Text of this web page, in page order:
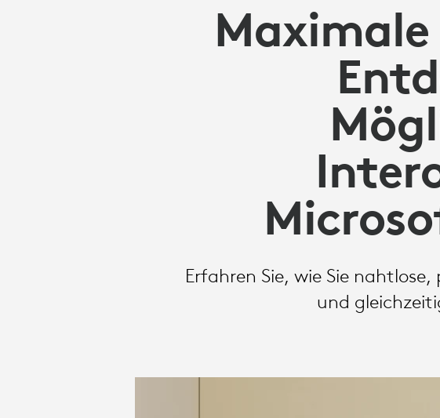
Erfahren Sie, wie Sie
und